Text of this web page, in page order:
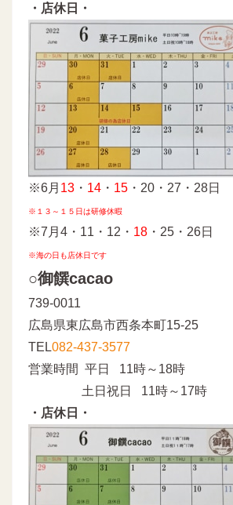
・店休日・
※6月 13 ・ 14 ・ 15 ・20・27・28日
※１３～１５日は研修休暇
※7月4・11・12・ 18 ・25・26日
※海の日も店休日です
○御饌cacao
739-0011
広島県東広島市西条本町15-25
TEL082-437-3577
営業時間 平日 11時～18時
土日祝日 11時～17時
・店休日・